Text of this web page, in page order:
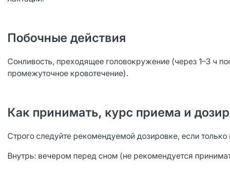
Побочные действия
Сонливость, преходящее головокружение (через 1–3 ч
промежуточное кровотечение).
Как принимать, курс приема и
Строго следуйте рекомендуемой дозировке, если только
Внутрь: вечером перед сном (не рекомендуется